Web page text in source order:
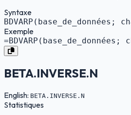
Syntaxe
BDVARP(base_de_données;
Exemple
BETA.INVERSE.N
English: BETA.INVERSE.N
Statistiques